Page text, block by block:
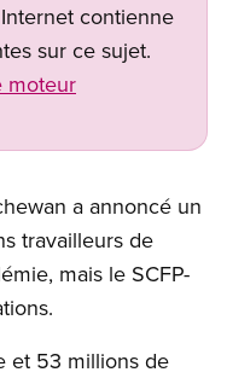
contienne
sur ce sujet.
moteur
a annoncé un
travailleurs de
mais le SCFP-
et 53 millions de